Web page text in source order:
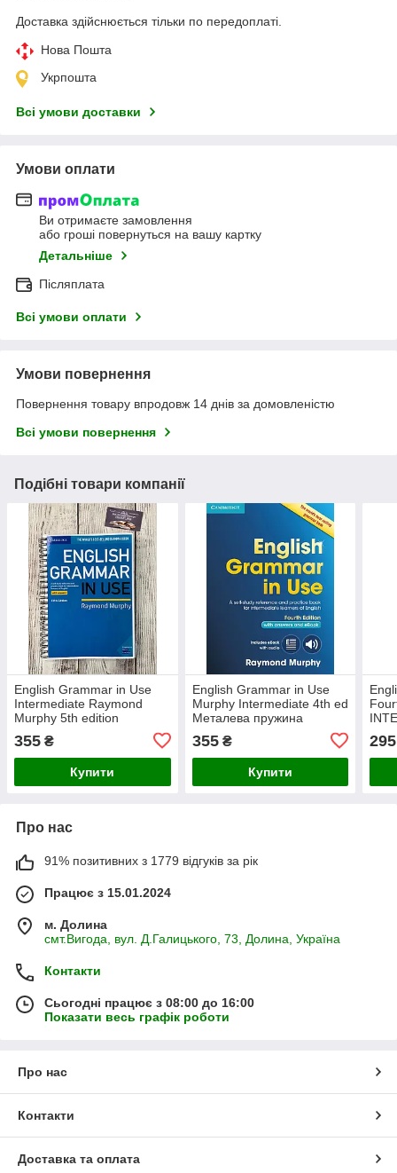
Доставка здійснюється тільки по передоплаті.
Нова Пошта
Укрпошта
Всі умови доставки
Умови оплати
Ви отримаєте замовлення
або гроші повернуться на вашу картку
Детальніше
Післяплата
Всі умови оплати
Умови повернення
Повернення товару впродовж 14 днів за домовленістю
Всі умови повернення
Подібні товари компанії
English Grammar in Use
Intermediate Raymond
Murphy 5th edition
355 ₴
Купити
English Grammar in Use
Murphy Intermediate 4th ed
Металева пружина
355₴
Купити
295
Про нас
91% позитивних з 1779 відгуків за рік
Працює з 15.01.2024
м. Долина
смт.Вигода, вул. Д.Галицького, 73, Долина, Україна
Контакти
Сьогодні працює з 08:00 до 16:00
Показати весь графік роботи
Про нас
Контакти
Доставка та оплата